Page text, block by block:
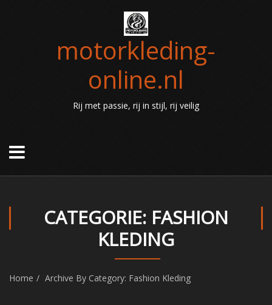
motorkleding-
online.nl
Rij met passie, rij in stijl, rij veilig
CATEGORIE: FASHION
KLEDING
Home Archive By Category: Fashion Kleding